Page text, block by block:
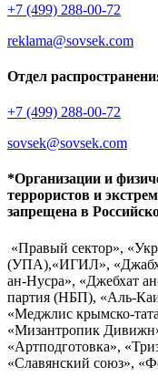
+7 (499) 288-00-72
reklama@sovsek.com
Отдел
+7 (499) 288-00-72
sovsek@sovsek.com
*Организации и
террористов и
запрещена в
«Правый сектор»,
(УПА),«ИГИЛ»,
ан-Нусра», «Джебхат
партия (НБП), «Аль-
«Меджлис крымско-
«Мизантропик
«Артподготовка»,
«Славянский союз»,